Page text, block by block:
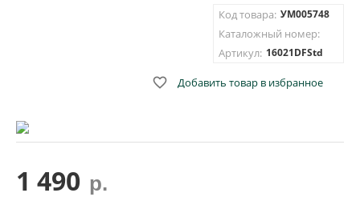
Код товара: УМ005748
Каталожный номер:
Артикул: 16021DFStd
 Добавить товар в избранное
1 490 р.